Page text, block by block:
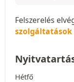
Felszerelés
szolgáltatások
Hétfő